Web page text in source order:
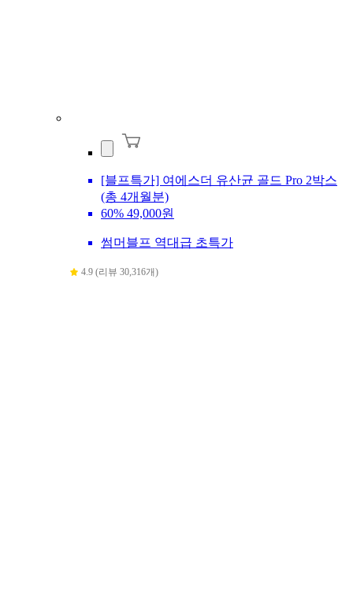
[블프특가] 여에스더 유산균 골드 Pro 2박스
(총 4개월분)
60% 49,000원
썸머블프 역대급 초특가
4.9 (리뷰 30,316개)